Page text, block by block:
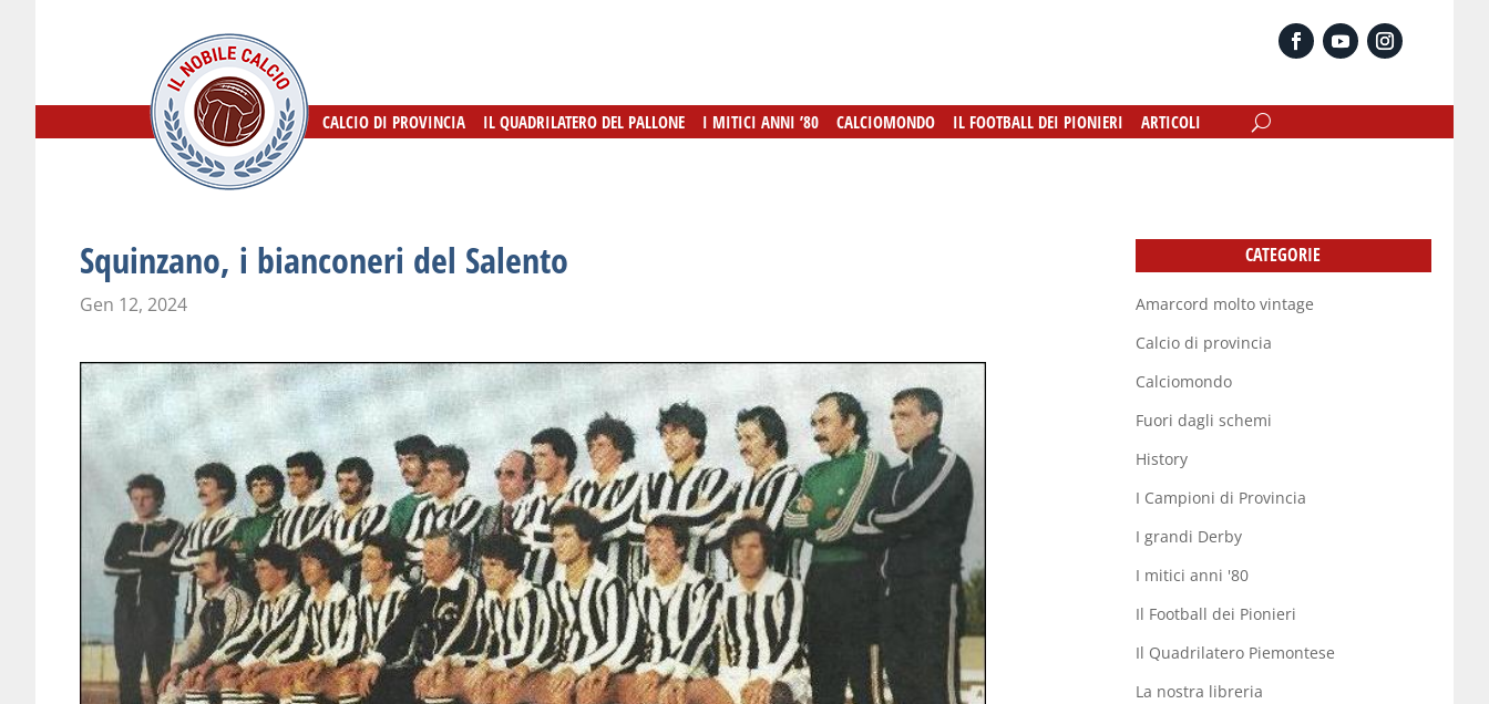
CALCIO DI PROVINCIA IL QUADRILATERO DEL PALLONE I MITICI ANNI ’80 CALCIOMONDO IL FOOTBALL DEI PIONIERI ARTICOLI
CALCIO DI PROVINCIA IL QUADRILATERO DEL PALLONE I MITICI ANNI ’80 CALCIOMONDO IL FOOTBALL DEI PIONIERI ARTICOLI
Squinzano, i bianconeri del Salento
Gen 12, 2024
CATEGORIE
Amarcord molto vintage
Calcio di provincia
Calciomondo
Fuori dagli schemi
History
I Campioni di Provincia
I grandi Derby
I mitici anni '80
Il Football dei Pionieri
Il Quadrilatero Piemontese
La nostra libreria